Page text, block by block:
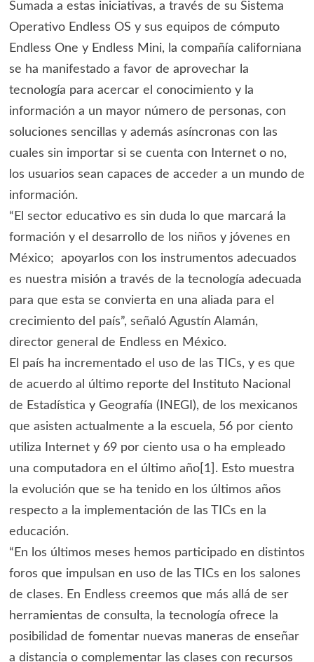
Sumada a estas iniciativas, a través de su Sistema
Operativo Endless OS y sus equipos de cómputo
Endless One y Endless Mini, la compañía californiana
se ha manifestado a favor de aprovechar la
tecnología para acercar el conocimiento y la
información a un mayor número de personas, con
soluciones sencillas y además asíncronas con las
cuales sin importar si se cuenta con Internet o no,
los usuarios sean capaces de acceder a un mundo de
información.
“El sector educativo es sin duda lo que marcará la
formación y el desarrollo de los niños y jóvenes en
México; apoyarlos con los instrumentos adecuados
es nuestra misión a través de la tecnología adecuada
para que esta se convierta en una aliada para el
crecimiento del país”, señaló Agustín Alamán,
director general de Endless en México.
El país ha incrementado el uso de las TICs, y es que
de acuerdo al último reporte del Instituto Nacional
de Estadística y Geografía (INEGI), de los mexicanos
que asisten actualmente a la escuela, 56 por ciento
utiliza Internet y 69 por ciento usa o ha empleado
una computadora en el último año[1]. Esto muestra
la evolución que se ha tenido en los últimos años
respecto a la implementación de las TICs en la
educación.
“En los últimos meses hemos participado en distintos
foros que impulsan en uso de las TICs en los salones
de clases. En Endless creemos que más allá de ser
herramientas de consulta, la tecnología ofrece la
posibilidad de fomentar nuevas maneras de enseñar
a distancia o complementar las clases con recursos